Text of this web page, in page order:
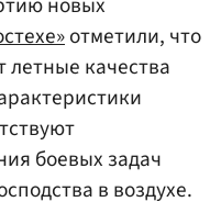
отметили, что
качества
боевых задач
в воздухе.